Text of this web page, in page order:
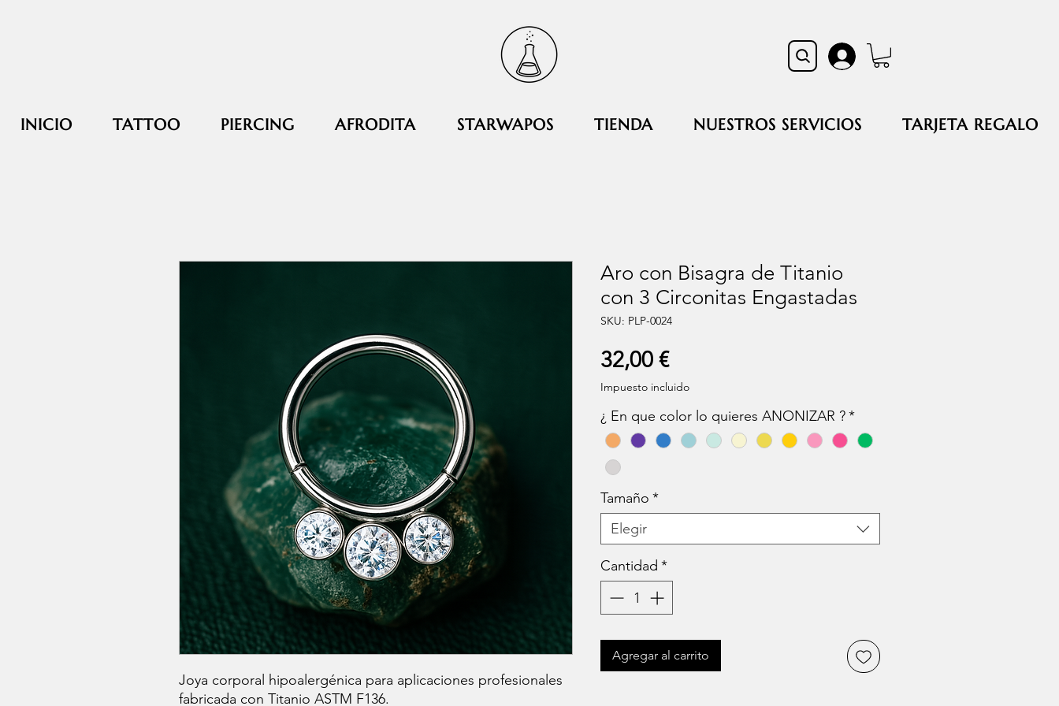
INICIO TATTOO PIERCING AFRODITA STARWAPOS TIENDA NUESTROS SERVICIOS TARJETA REGALO
Joya corporal hipoalergénica para aplicaciones profesionales
fabricada con Titanio ASTM F136.
Aro con Bisagra de Titanio
con 3 Circonitas Engastadas
SKU: PLP-0024
32,00 €Precio
Impuesto incluido
¿ En que color lo quieres ANONIZAR ?*
Tamaño *
Elegir
Cantidad *
Agregar al carrito